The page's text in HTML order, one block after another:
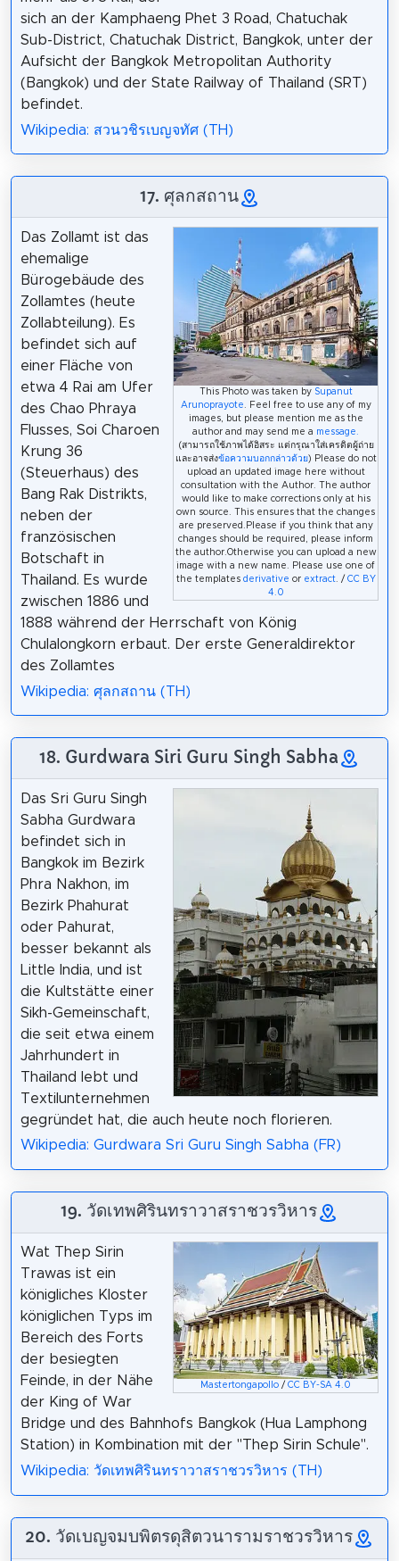
sich an der Kamphaeng Phet 3 Road, Chatuchak
Sub-District, Chatuchak District, Bangkok, unter der
Aufsicht der Bangkok Metropolitan Authority
(Bangkok) und der State Railway of Thailand (SRT)
befindet.
Wikipedia: สวนวชิรเบญจทัศ (TH)
17. ศุลกสถาน
This Photo was taken by Supanut
Arunoprayote . Feel free to use any of my
images, but please mention me as the
author and may send me a message.
(สามารถใช้ภาพได้อิสระ แต่กรุณาใส่เครดิตผู้ถ่าย
และอาจส่งข้อความบอกกล่าวด้วย) Please do not
upload an updated image here without
consultation with the Author. The author
would like to make corrections only at his
own source. This ensures that the changes
are preserved.Please if you think that any
changes should be required, please inform
the author.Otherwise you can upload a new
image with a new name. Please use one of
the templates derivative or extract. / CC BY
4.0
Das Zollamt ist das
ehemalige
Bürogebäude des
Zollamtes (heute
Zollabteilung). Es
befindet sich auf
einer Fläche von
etwa 4 Rai am Ufer
des Chao Phraya
Flusses, Soi Charoen
Krung 36
(Steuerhaus) des
Bang Rak Distrikts,
neben der
französischen
Botschaft in
Thailand. Es wurde
zwischen 1886 und
1888 während der Herrschaft von König
Chulalongkorn erbaut. Der erste Generaldirektor
des Zollamtes
Wikipedia: ศุลกสถาน (TH)
18. Gurdwara Siri Guru Singh Sabha
Das Sri Guru Singh
Sabha Gurdwara
befindet sich in
Bangkok im Bezirk
Phra Nakhon, im
Bezirk Phahurat
oder Pahurat,
besser bekannt als
Little India, und ist
die Kultstätte einer
Sikh-Gemeinschaft,
die seit etwa einem
Jahrhundert in
Thailand lebt und
Textilunternehmen
gegründet hat, die auch heute noch florieren.
Wikipedia: Gurdwara Sri Guru Singh Sabha (FR)
19. วัดเทพศิรินทราวาสราชวรวิหาร
Mastertongapollo /CC BY-SA 4.0
Wat Thep Sirin
Trawas ist ein
königliches Kloster
königlichen Typs im
Bereich des Forts
der besiegten
Feinde, in der Nähe
der King of War
Bridge und des Bahnhofs Bangkok (Hua Lamphong
Station) in Kombination mit der "Thep Sirin Schule".
Wikipedia: วัดเทพศิรินทราวาสราชวรวิหาร (TH)
20. วัดเบญจมบพิตรดุสิตวนารามราชวรวิหาร